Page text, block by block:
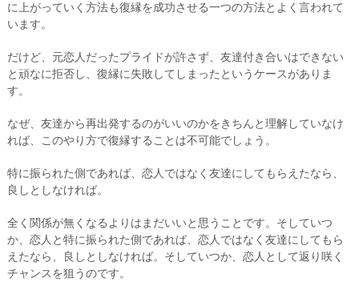
に上がっていく方法も復縁を成功させる一つの方法とよく言われて
います。
だけど、元恋人だったプライドが許さず、友達付き合いはできない
と頑なに拒否し、復縁に失敗してしまったというケースがありま
す。
なぜ、友達から再出発するのがいいのかをきちんと理解していなけ
れば、このやり方で復縁することは不可能でしょう。
特に振られた側であれば、恋人ではなく友達にしてもらえたなら、
良しとしなければ。
全く関係が無くなるよりはまだいいと思うことです。そしていつ
か、恋人と特に振られた側であれば、恋人ではなく友達にしてもら
えたなら、良しとしなければ。そしていつか、恋人として返り咲く
チャンスを狙うのです。